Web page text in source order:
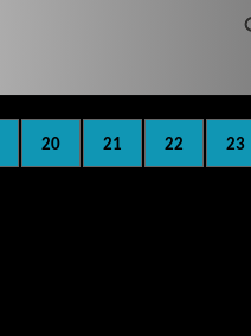
20 21 22 23